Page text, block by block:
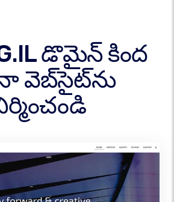
డొమైన్ కింద
వెబ్‌సైట్‌ను